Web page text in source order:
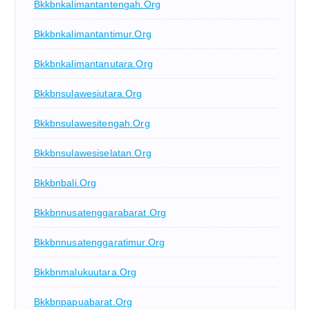
Bkkbnkalimantantengah.org
Bkkbnkalimantantimur.org
Bkkbnkalimantanutara.org
Bkkbnsulawesiutara.org
Bkkbnsulawesitengah.org
Bkkbnsulawesiselatan.org
Bkkbnbali.org
Bkkbnnusatenggarabarat.org
Bkkbnnusatenggaratimur.org
Bkkbnmalukuutara.org
Bkkbnpapuabarat.org